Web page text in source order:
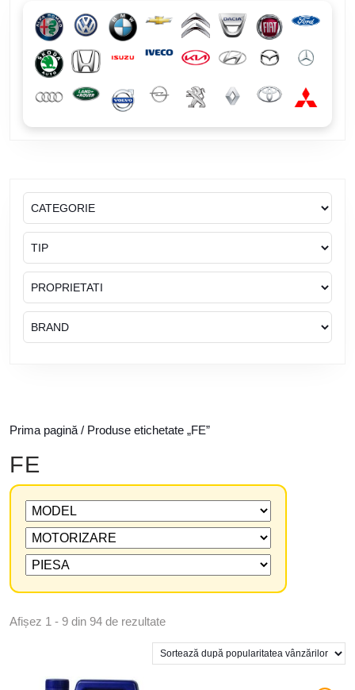
Prima pagină / Produse etichetate „FE”
FE
Afișez 1 - 9 din 94 de rezultate